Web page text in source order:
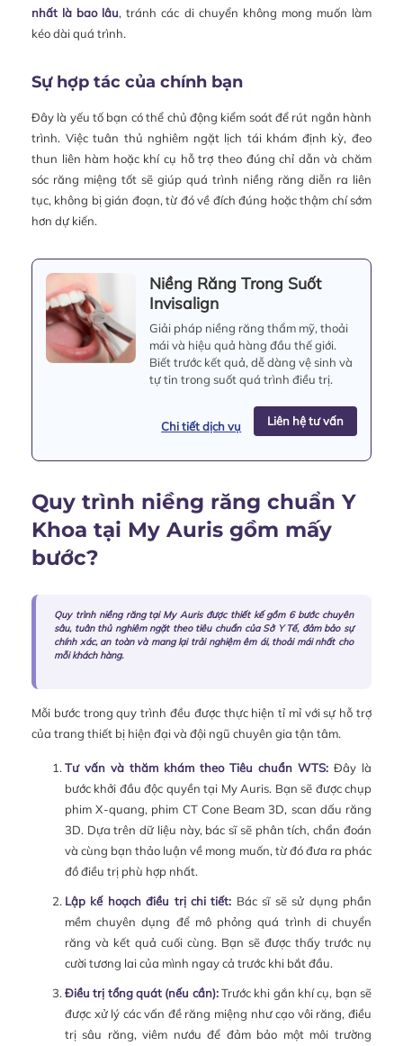
nhất là bao lâu, tránh các di chuyển không mong muốn làm
kéo dài quá trình.
Sự hợp tác của chính bạn
Đây là yếu tố bạn có thể chủ động kiểm soát để rút ngắn hành
trình. Việc tuân thủ nghiêm ngặt lịch tái khám định kỳ, đeo
thun liên hàm hoặc khí cụ hỗ trợ theo đúng chỉ dẫn và chăm
sóc răng miệng tốt sẽ giúp quá trình niềng răng diễn ra liên
tục, không bị gián đoạn, từ đó về đích đúng hoặc thậm chí sớm
hơn dự kiến.
Niềng Răng Trong Suốt
Invisalign
Giải pháp niềng răng thẩm mỹ, thoải
mái và hiệu quả hàng đầu thế giới.
Biết trước kết quả, dễ dàng vệ sinh và
tự tin trong suốt quá trình điều trị.
Chi tiết dịch vụ Liên hệ tư vấn
Quy trình niềng răng chuẩn Y
Khoa tại My Auris gồm mấy
bước?
Quy trình niềng răng tại My Auris được thiết kế gồm 6 bước chuyên
sâu, tuân thủ nghiêm ngặt theo tiêu chuẩn của Sở Y Tế, đảm bảo sự
chính xác, an toàn và mang lại trải nghiệm êm ái, thoải mái nhất cho
mỗi khách hàng.
Mỗi bước trong quy trình đều được thực hiện tỉ mỉ với sự hỗ trợ
của trang thiết bị hiện đại và đội ngũ chuyên gia tận tâm.
Tư vấn và thăm khám theo Tiêu chuẩn WTS: Đây là
bước khởi đầu độc quyền tại My Auris. Bạn sẽ được chụp
phim X-quang, phim CT Cone Beam 3D, scan dấu răng
3D. Dựa trên dữ liệu này, bác sĩ sẽ phân tích, chẩn đoán
và cùng bạn thảo luận về mong muốn, từ đó đưa ra phác
đồ điều trị phù hợp nhất.
Lập kế hoạch điều trị chi tiết: Bác sĩ sẽ sử dụng phần
mềm chuyên dụng để mô phỏng quá trình di chuyển
răng và kết quả cuối cùng. Bạn sẽ được thấy trước nụ
cười tương lai của mình ngay cả trước khi bắt đầu.
Điều trị tổng quát (nếu cần):Trước khi gắn khí cụ, bạn sẽ
được xử lý các vấn đề răng miệng như cạo vôi răng, điều
trị sâu răng, viêm nướu để đảm bảo một môi trường